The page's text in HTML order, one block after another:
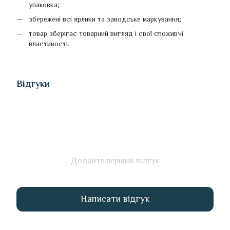
упаковка;
збережені всі ярлики та заводське маркування;
товар зберігає товарний вигляд і свої споживчі
властивості.
Відгуки
Додайте перший відгук
Написати відгук